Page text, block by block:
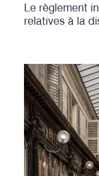
Le règlement
relatives à la